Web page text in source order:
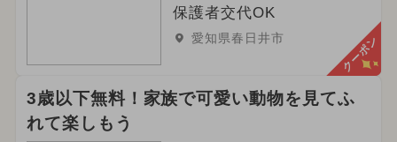
保護者交代OK
愛知県春日井市 クーポン
3歳以下無料！家族で可愛い動物を見てふ
れて楽しもう